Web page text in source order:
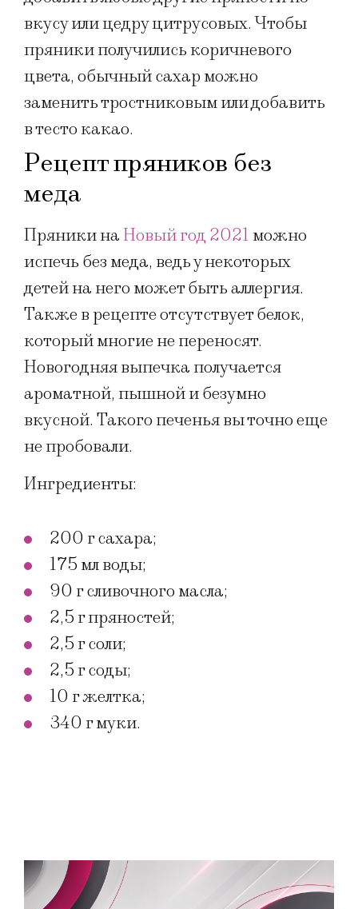
вкусу или цедру цитрусовых. Чтобы
пряники получились коричневого
цвета, обычный сахар можно
заменить тростниковым или добавить
в тесто какао.
Рецепт пряников без
меда
Пряники наНовый год 2021 можно
испечь без меда, ведь у некоторых
детей на него может быть аллергия.
Также в рецепте отсутствует белок,
который многие не переносят.
Новогодняя выпечка получается
ароматной, пышной и безумно
вкусной. Такого печенья вы точно еще
не пробовали.
Ингредиенты:
200 г сахара;
175 мл воды;
90 г сливочного масла;
2,5 г пряностей;
2,5 г соли;
2,5 г соды;
10 г желтка;
340 г муки.